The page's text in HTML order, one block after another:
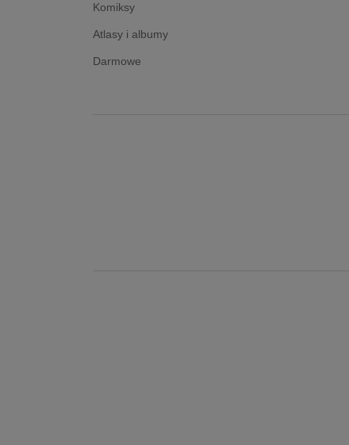
Komiksy
Atlasy i albumy
Darmowe